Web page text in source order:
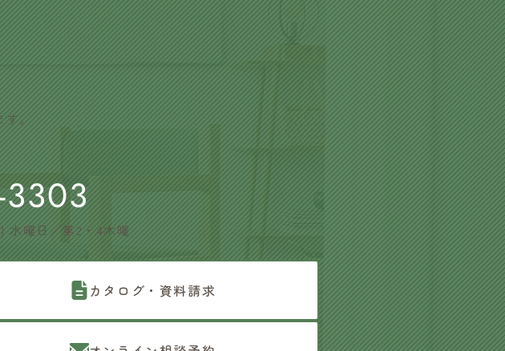
す。
曜日／第2・4木曜
カタログ・資料請求